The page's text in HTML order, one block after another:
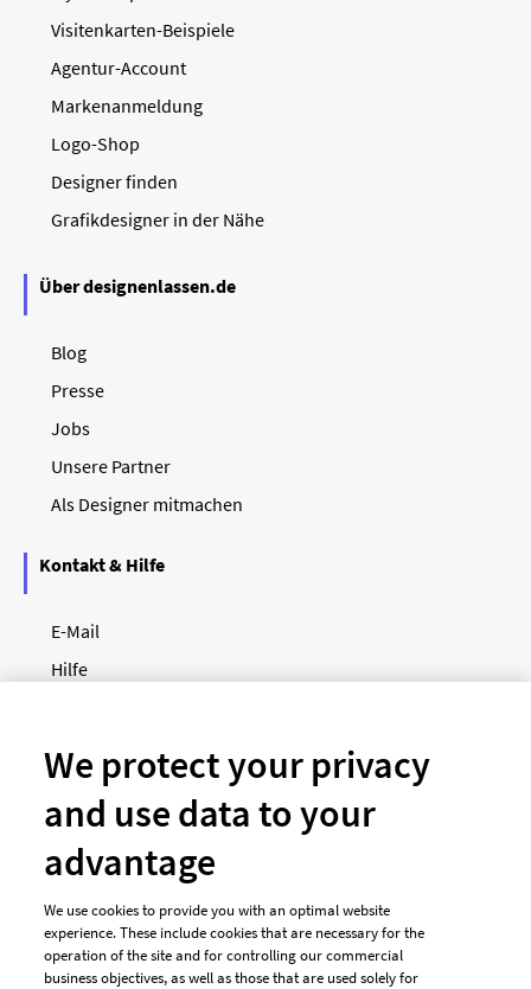
Visitenkarten-Beispiele
Agentur-Account
Markenanmeldung
Logo-Shop
Designer finden
Grafikdesigner in der Nähe
Über designenlassen.de
Blog
Presse
Jobs
Unsere Partner
Als Designer mitmachen
Kontakt & Hilfe
E-Mail
Hilfe
Unsere Zahlungsarten
We protect your privacy
and use data to your
advantage
We use cookies to provide you with an optimal website
experience. These include cookies that are necessary for the
operation of the site and for controlling our commercial
business objectives, as well as those that are used solely for